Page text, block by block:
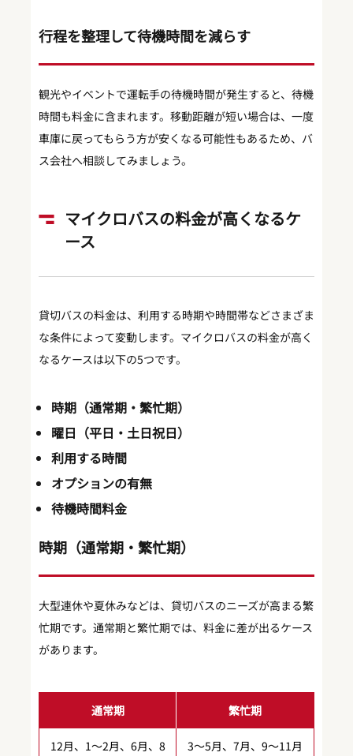
行程を整理して待機時間を減らす
観光やイベントで運転手の待機時間が発生すると、待機
時間も料金に含まれます。移動距離が短い場合は、一度
車庫に戻ってもらう方が安くなる可能性もあるため、バ
ス会社へ相談してみましょう。
マイクロバスの料金が高くなるケ
ース
貸切バスの料金は、利用する時期や時間帯などさまざま
な条件によって変動します。マイクロバスの料金が高く
なるケースは以下の5つです。
時期（通常期・繁忙期）
曜日（平日・土日祝日）
利用する時間
オプションの有無
待機時間料金
時期（通常期・繁忙期）
大型連休や夏休みなどは、貸切バスのニーズが高まる繁
忙期です。通常期と繁忙期では、料金に差が出るケース
があります。
通常期 繁忙期
12月、1〜2月、6月、8
3〜5月、7月、9〜11月